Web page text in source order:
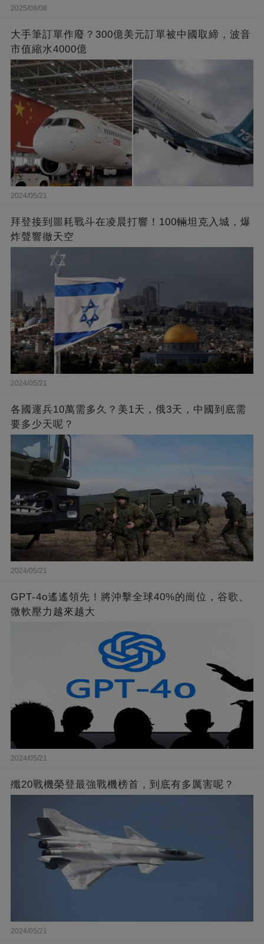
2025/08/08
大手筆訂單作廢？300億美元訂單被中國取締，波音
市值縮水4000億
2024/05/21
拜登接到噩耗戰斗在凌晨打響！100輛坦克入城，爆
炸聲響徹天空
2024/05/21
各國運兵10萬需多久？美1天，俄3天，中國到底需
要多少天呢？
2024/05/21
GPT-4o遙遙領先！將沖擊全球40%的崗位，谷歌、
微軟壓力越來越大
2024/05/21
殲20戰機榮登最強戰機榜首，到底有多厲害呢？
2024/05/21